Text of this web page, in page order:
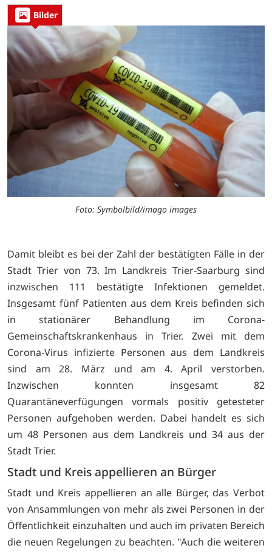
Bilder
Foto: Symbolbild/imago images
Damit bleibt es bei der Zahl der bestätigten Fälle in der
Stadt Trier von 73. Im Landkreis Trier-Saarburg sind
inzwischen 111 bestätigte Infektionen gemeldet.
Insgesamt fünf Patienten aus dem Kreis befinden sich
in stationärer Behandlung im Corona-
Gemeinschaftskrankenhaus in Trier. Zwei mit dem
Corona-Virus infizierte Personen aus dem Landkreis
sind am 28. März und am 4. April verstorben.
Inzwischen konnten insgesamt 82
Quarantäneverfügungen vormals positiv getesteter
Personen aufgehoben werden. Dabei handelt es sich
um 48 Personen aus dem Landkreis und 34 aus der
Stadt Trier.
Stadt und Kreis appellieren an Bürger
Stadt und Kreis appellieren an alle Bürger, das Verbot
von Ansammlungen von mehr als zwei Personen in der
Öffentlichkeit einzuhalten und auch im privaten Bereich
die neuen Regelungen zu beachten. "Auch die weiteren